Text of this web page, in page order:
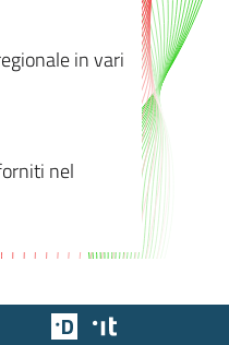
in vari
nel
Team Digitale